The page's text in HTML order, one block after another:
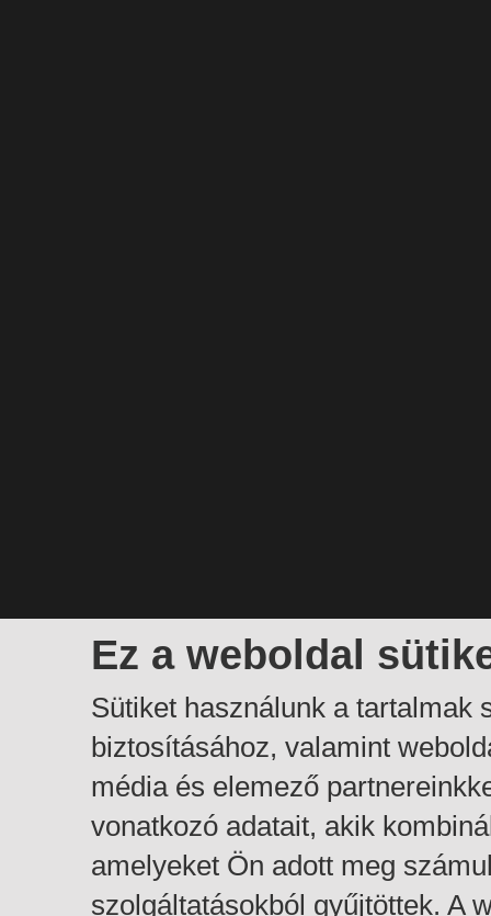
Ez a weboldal
Sütiket használunk a tartalmak
biztosításához, valamint
média és elemező
vonatkozó adatait, akik
amelyeket Ön adott meg
szolgáltatásokból gyűjtöttek. A